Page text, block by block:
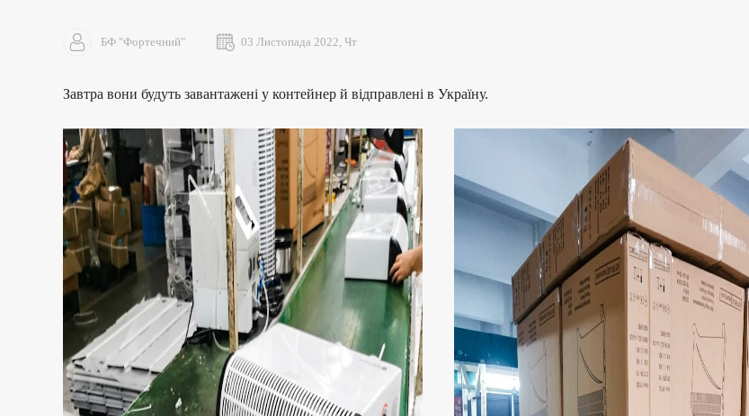
БФ "Фортечний" 03 Листопада 2022, Чт
Завтра вони будуть завантажені у контейнер й відправлені в Україну.